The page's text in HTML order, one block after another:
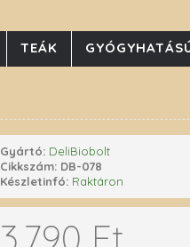
TEÁK
Gyártó: DeliBiobolt
Cikkszám: DB-078
Készletinfó: Raktáron
3.790 Ft